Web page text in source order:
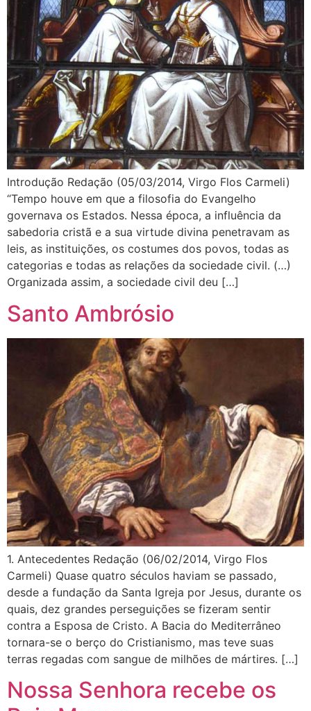
Introdução Redação (05/03/2014, Virgo Flos Carmeli)
“Tempo houve em que a filosofia do Evangelho
governava os Estados. Nessa época, a influência da
sabedoria cristã e a sua virtude divina penetravam as
leis, as instituições, os costumes dos povos, todas as
categorias e todas as relações da sociedade civil. (…)
Organizada assim, a sociedade civil deu […]
Santo Ambrósio
1. Antecedentes Redação (06/02/2014, Virgo Flos
Carmeli) Quase quatro séculos haviam se passado,
desde a fundação da Santa Igreja por Jesus, durante os
quais, dez grandes perseguições se fizeram sentir
contra a Esposa de Cristo. A Bacia do Mediterrâneo
tornara-se o berço do Cristianismo, mas teve suas
terras regadas com sangue de milhões de mártires. […]
Nossa Senhora recebe os